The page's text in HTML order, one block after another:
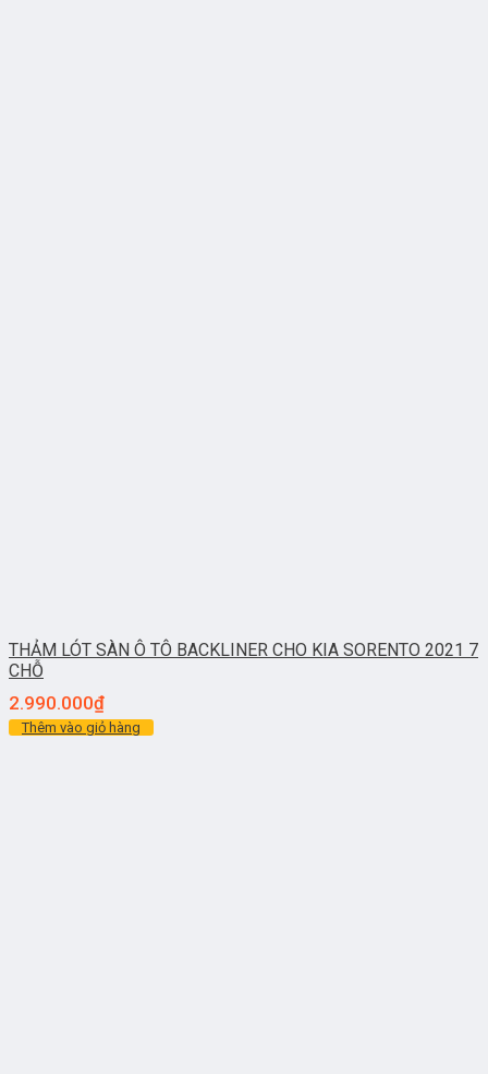
THẢM LÓT SÀN Ô TÔ BACKLINER CHO KIA SORENTO 2021 7
CHỖ
2.990.000₫
Thêm vào giỏ hàng